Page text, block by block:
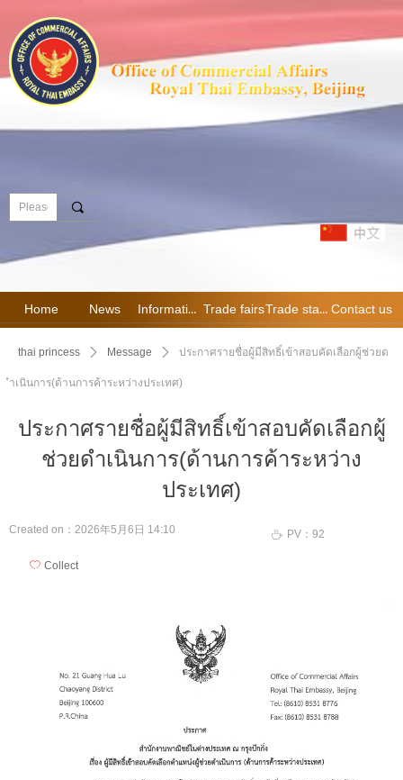
끠
Home News Information Trade fairs Trade statistics Contact us
ประกาศรายชื่อผู้มีสิทธิ์เข้าสอบคัดเลือกผู้
ช่วยดำเนินการ(ด้านการค้าระหว่าง
ประเทศ)
thai princess ꄲ Message ꄲ ประกาศรายชื่อผู้มีสิทธิ์เข้าสอบคัดเลือกผู้ช่วยด
ำเนินการ(ด้านการค้าระหว่างประเทศ)
Created on： 2026年5月6日 14:10 ꄘ PV： 92
ꄀ Collect